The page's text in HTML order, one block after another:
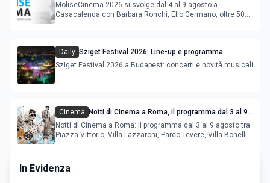
MoliseCinema 2026 si svolge dal 4 al 9 agosto a
Casacalenda con Barbara Ronchi, Elio Germano, oltre 50
Daily Sziget Festival 2026: Line-up e programma
Sziget Festival 2026 a Budapest: concerti e novità musicali
Cinema
Notti di Cinema a Roma, il programma dal 3 al 9
agosto
Notti di Cinema a Roma: il programma dal 3 al 9 agosto tra
Piazza Vittorio, Villa Lazzaroni, Parco Tevere, Villa Bonelli
In Evidenza